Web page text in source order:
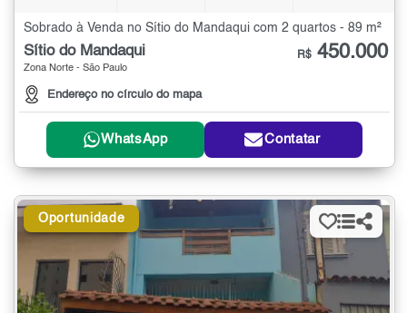
Sobrado à Venda no Sítio do Mandaqui com 2 quartos - 89 m²
Sítio do Mandaqui
Zona Norte - São Paulo
Endereço no círculo do mapa
R$ 450.000
WhatsApp Contatar
Oportunidade